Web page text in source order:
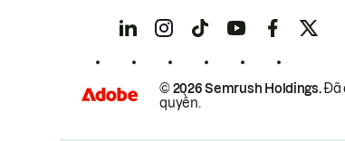
© 2026 Semrush Holdings.Đã
quyền.